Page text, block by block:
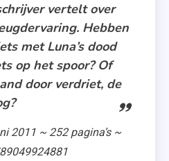
vertelt over
Hebben
met Luna’s dood
op het spoor? Of
door verdriet, de
2011 ~ 252 pagina’s ~